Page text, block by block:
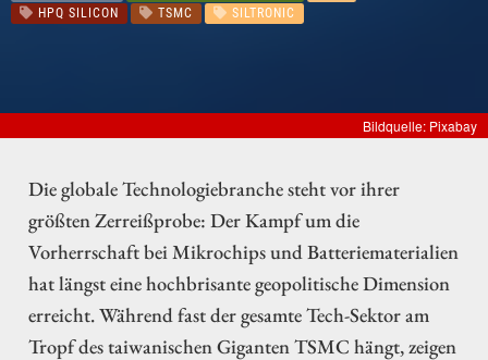
HPQ SILICON
TSMC SILTRONIC
Bildquelle: Pixabay
Die globale Technologiebranche steht vor ihrer
größten Zerreißprobe: Der Kampf um die
Vorherrschaft bei Mikrochips und Batteriematerialien
hat längst eine hochbrisante geopolitische Dimension
erreicht. Während fast der gesamte Tech-Sektor am
Tropf des taiwanischen Giganten TSMC hängt, zeigen